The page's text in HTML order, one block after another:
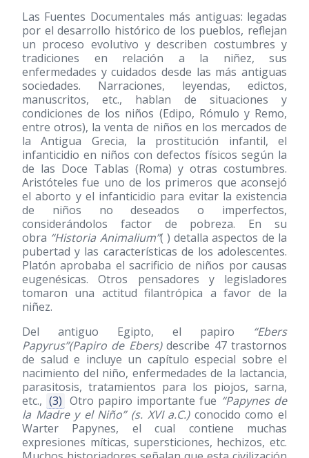
Las Fuentes Documentales más antiguas: legadas
por el desarrollo histórico de los pueblos, reflejan
un proceso evolutivo y describen costumbres y
tradiciones en relación a la niñez, sus
enfermedades y cuidados desde las más antiguas
sociedades. Narraciones, leyendas, edictos,
manuscritos, etc., hablan de situaciones y
condiciones de los niños (Edipo, Rómulo y Remo,
entre otros), la venta de niños en los mercados de
la Antigua Grecia, la prostitución infantil, el
infanticidio en niños con defectos físicos según la
de las Doce Tablas (Roma) y otras costumbres.
Aristóteles fue uno de los primeros que aconsejó
el aborto y el infanticidio para evitar la existencia
de niños no deseados o imperfectos,
considerándolos factor de pobreza. En su
obra “Historia Animalium”( ) detalla aspectos de la
pubertad y las características de los adolescentes.
Platón aprobaba el sacrificio de niños por causas
eugenésicas. Otros pensadores y legisladores
tomaron una actitud filantrópica a favor de la
niñez.
Del antiguo Egipto, el papiro “Ebers
Papyrus”(Papiro de Ebers)describe 47 trastornos
de salud e incluye un capítulo especial sobre el
nacimiento del niño, enfermedades de la lactancia,
parasitosis, tratamientos para los piojos, sarna,
etc., (3) Otro papiro importante fue “Papynes de
la Madre y el Niño” (s. XVI a.C.)conocido como el
Warter Papynes, el cual contiene muchas
expresiones míticas, supersticiones, hechizos, etc.